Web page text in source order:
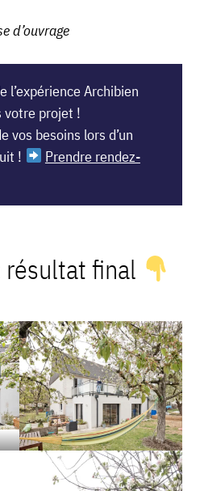
d’ouvrage
l’expérience Archibien
votre projet !
vos besoins lors d’un
!
Prendre rendez-
résultat final